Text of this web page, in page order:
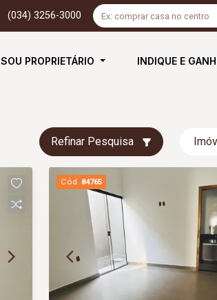
(034) 3256-3000
SOU PROPRIETÁRIO INDIQUE E
Refinar Pesquisa
Cód. 84765